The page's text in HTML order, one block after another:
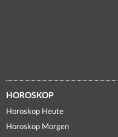
HOROSKOP
Horoskop Heute
Horoskop Morgen